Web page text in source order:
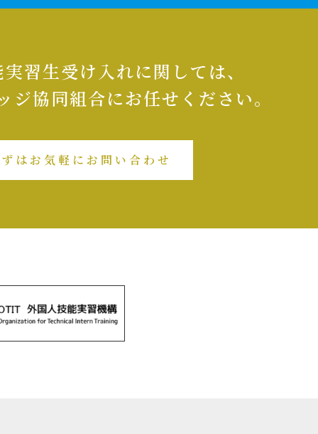
習生受け入れに関しては、
ジ協同組合にお任せください。
はお気軽にお問い合わせ